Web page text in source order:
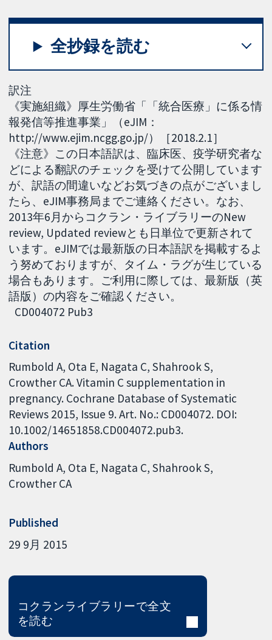
全抄録を読む
訳注
《実施組織》厚生労働省「「統合医療」に係る情
報発信等推進事業」（eJIM：
http://www.ejim.ncgg.go.jp/）［2018.2.1］
《注意》この日本語訳は、臨床医、疫学研究者な
どによる翻訳のチェックを受けて公開しています
が、訳語の間違いなどお気づきの点がございまし
たら、eJIM事務局までご連絡ください。なお、
2013年6月からコクラン・ライブラリーのNew
review, Updated reviewとも日単位で更新されて
います。eJIMでは最新版の日本語訳を掲載するよ
う努めておりますが、タイム・ラグが生じている
場合もあります。ご利用に際しては、最新版（英
語版）の内容をご確認ください。
CD004072 Pub3
Citation
Rumbold A, Ota E, Nagata C, Shahrook S,
Crowther CA. Vitamin C supplementation in
pregnancy. Cochrane Database of Systematic
Reviews 2015, Issue 9. Art. No.: CD004072. DOI:
10.1002/14651858.CD004072.pub3.
Authors
Rumbold A Ota E Nagata C Shahrook S
Crowther CA
Published
29 9月 2015
コクランライブラリーで全文
を読む